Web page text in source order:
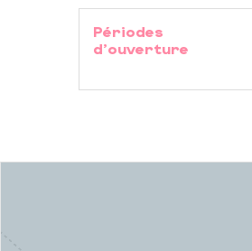
Périodes
d'ouverture